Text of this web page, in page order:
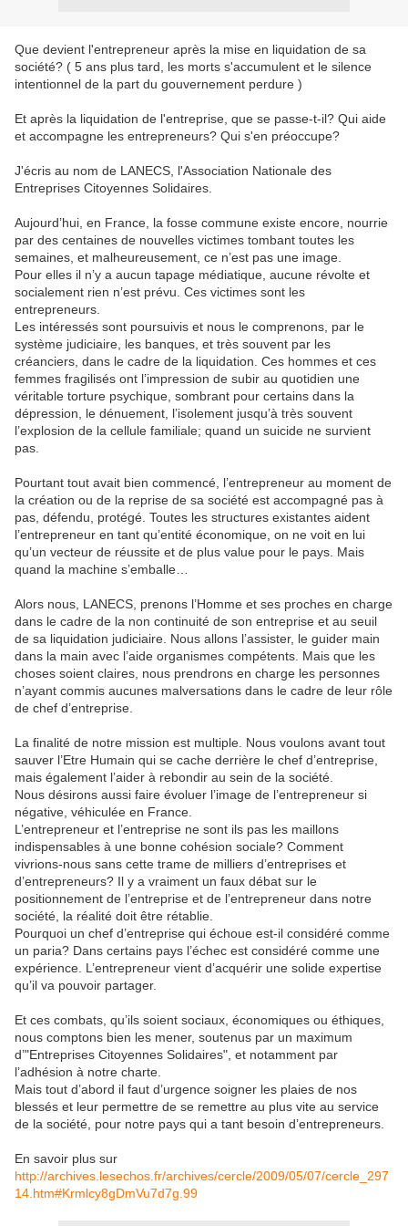
Que devient l'entrepreneur après la mise en liquidation de sa
société? ( 5 ans plus tard, les morts s'accumulent et le silence
intentionnel de la part du gouvernement perdure )
Et après la liquidation de l'entreprise, que se passe-t-il? Qui aide
et accompagne les entrepreneurs? Qui s'en préoccupe?
J'écris au nom de LANECS, l'Association Nationale des
Entreprises Citoyennes Solidaires.
Aujourd’hui, en France, la fosse commune existe encore, nourrie
par des centaines de nouvelles victimes tombant toutes les
semaines, et malheureusement, ce n’est pas une image.
Pour elles il n’y a aucun tapage médiatique, aucune révolte et
socialement rien n’est prévu. Ces victimes sont les
entrepreneurs.
Les intéressés sont poursuivis et nous le comprenons, par le
système judiciaire, les banques, et très souvent par les
créanciers, dans le cadre de la liquidation. Ces hommes et ces
femmes fragilisés ont l’impression de subir au quotidien une
véritable torture psychique, sombrant pour certains dans la
dépression, le dénuement, l’isolement jusqu’à très souvent
l’explosion de la cellule familiale; quand un suicide ne survient
pas.
Pourtant tout avait bien commencé, l’entrepreneur au moment de
la création ou de la reprise de sa société est accompagné pas à
pas, défendu, protégé. Toutes les structures existantes aident
l’entrepreneur en tant qu’entité économique, on ne voit en lui
qu’un vecteur de réussite et de plus value pour le pays. Mais
quand la machine s’emballe…
Alors nous, LANECS, prenons l’Homme et ses proches en charge
dans le cadre de la non continuité de son entreprise et au seuil
de sa liquidation judiciaire. Nous allons l’assister, le guider main
dans la main avec l’aide organismes compétents. Mais que les
choses soient claires, nous prendrons en charge les personnes
n’ayant commis aucunes malversations dans le cadre de leur rôle
de chef d’entreprise.
La finalité de notre mission est multiple. Nous voulons avant tout
sauver l’Etre Humain qui se cache derrière le chef d’entreprise,
mais également l’aider à rebondir au sein de la société.
Nous désirons aussi faire évoluer l’image de l’entrepreneur si
négative, véhiculée en France.
L’entrepreneur et l’entreprise ne sont ils pas les maillons
indispensables à une bonne cohésion sociale? Comment
vivrions-nous sans cette trame de milliers d’entreprises et
d’entrepreneurs? Il y a vraiment un faux débat sur le
positionnement de l’entreprise et de l’entrepreneur dans notre
société, la réalité doit être rétablie.
Pourquoi un chef d’entreprise qui échoue est-il considéré comme
un paria? Dans certains pays l’échec est considéré comme une
expérience. L’entrepreneur vient d’acquérir une solide expertise
qu’il va pouvoir partager.
Et ces combats, qu’ils soient sociaux, économiques ou éthiques,
nous comptons bien les mener, soutenus par un maximum
d’"Entreprises Citoyennes Solidaires", et notamment par
l’adhésion à notre charte.
Mais tout d’abord il faut d’urgence soigner les plaies de nos
blessés et leur permettre de se remettre au plus vite au service
de la société, pour notre pays qui a tant besoin d’entrepreneurs.
En savoir plus sur
http://archives.lesechos.fr/archives/cercle/2009/05/07/cercle_297
14.htm#Krmlcy8gDmVu7d7g.99